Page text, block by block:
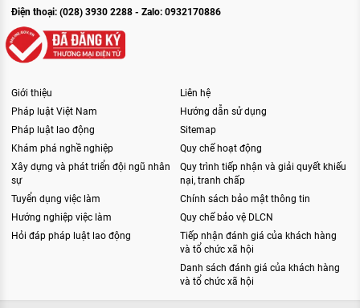
Điện thoại: (028) 3930 2288 - Zalo: 0932170886
Giới thiệu
Pháp luật Việt Nam
Pháp luật lao động
Khám phá nghề nghiệp
Xây dựng và phát triển đội ngũ nhân
sự
Tuyển dụng việc làm
Hướng nghiệp việc làm
Hỏi đáp pháp luật lao động
Liên hệ
Hướng dẫn sử dụng
Sitemap
Quy chế hoạt động
Quy trình tiếp nhận và giải quyết khiếu
nại, tranh chấp
Chính sách bảo mật thông tin
Quy chế bảo vệ DLCN
Tiếp nhận đánh giá của khách hàng
và tổ chức xã hội
Danh sách đánh giá của khách hàng
và tổ chức xã hội